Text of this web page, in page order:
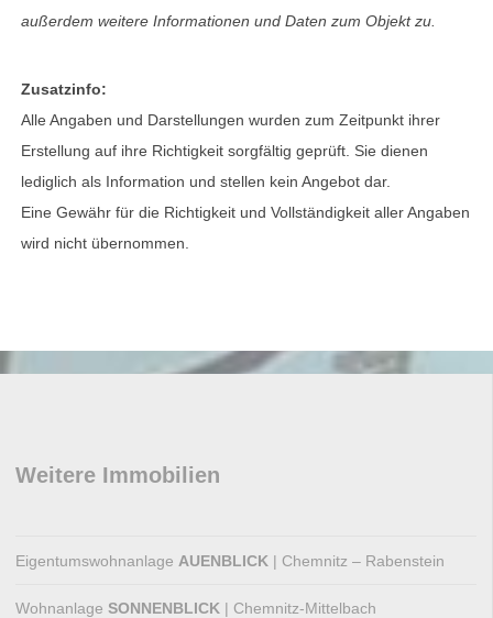
außerdem weitere Informationen und Daten zum Objekt zu.
Zusatzinfo:
Alle Angaben und Darstellungen wurden zum Zeitpunkt ihrer
Erstellung auf ihre Richtigkeit sorgfältig geprüft. Sie dienen
lediglich als Information und stellen kein Angebot dar.
Eine Gewähr für die Richtigkeit und Vollständigkeit aller Angaben
wird nicht übernommen.
Weitere Immobilien
Eigentumswohnanlage AUENBLICK | Chemnitz – Rabenstein
WohnanlageSONNENBLICK | Chemnitz-Mittelbach